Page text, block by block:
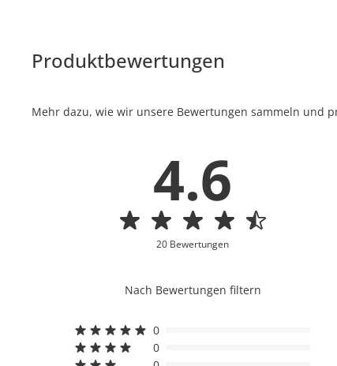
Produktbewertungen
Mehr dazu, wie wir unsere Bewertungen sammeln und
4.6
20 Bewertungen
Nach Bewertungen filtern
0
0